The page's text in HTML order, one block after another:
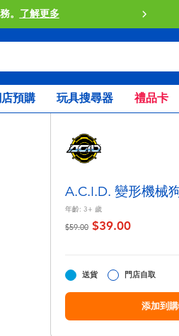
。 了解更多
預購 玩具搜尋器 禮品卡
A.C.I.D. 變形機械
年齡: 3+ 歲
價格從
$59.00至$39.00
送貨 門店自取
添加到